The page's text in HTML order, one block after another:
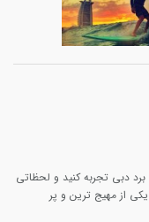
دبی تجربه کنید و لحظاتی
یکی از مهیج ترین و پر